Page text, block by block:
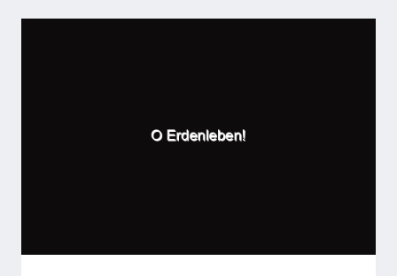
MENSCHENSTIMMEN